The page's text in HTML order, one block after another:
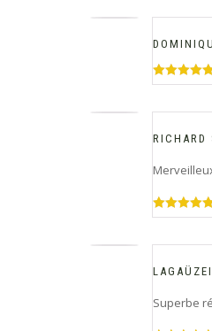
Note5sur
Note5sur
RICHARD
Superbe